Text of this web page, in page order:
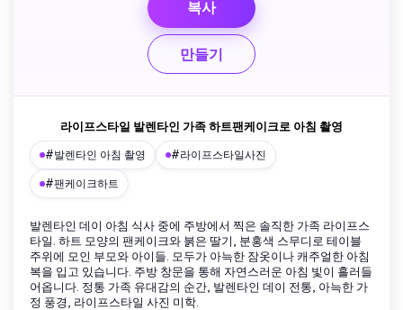
복사
만들기
라이프스타일 발렌타인 가족 하트팬케이크로 아침 촬영
#발렌타인 아침 촬영 #라이프스타일사진
#팬케이크하트
발렌타인 데이 아침 식사 중에 주방에서 찍은 솔직한 가족 라이프스
타일. 하트 모양의 팬케이크와 붉은 딸기, 분홍색 스무디로 테이블
주위에 모인 부모와 아이들. 모두가 아늑한 잠옷이나 캐주얼한 아침
복을 입고 있습니다. 주방 창문을 통해 자연스러운 아침 빛이 흘러들
어옵니다. 정통 가족 유대감의 순간, 발렌타인 데이 전통, 아늑한 가
정 풍경, 라이프스타일 사진 미학.